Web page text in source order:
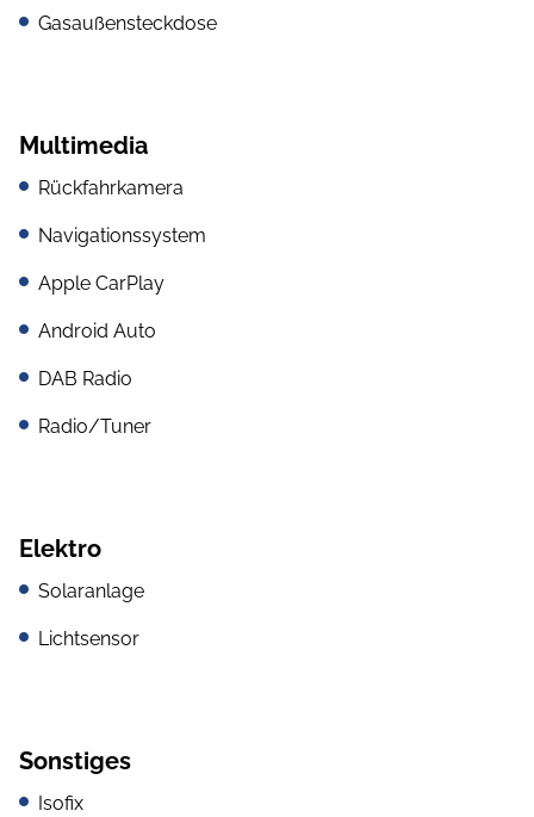
Gasaußensteckdose
Multimedia
Rückfahrkamera
Navigationssystem
Apple CarPlay
Android Auto
DAB Radio
Radio/Tuner
Elektro
Solaranlage
Lichtsensor
Sonstiges
Isofix